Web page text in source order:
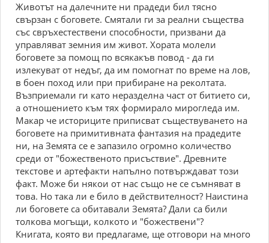
Животът на далечните ни прадеди бил тясно
свързан с боговете. Смятали ги за реални същества
със свръхестествени способности, призвани да
управляват земния им живот. Хората молели
боговете за помощ по всякакъв повод - да ги
излекуват от недъг, да им помогнат по време на лов,
в боен поход или при прибиране на реколтата.
Възприемали ги като неразделна част от битието си,
а отношението към тях формирало мирогледа им.
Макар че историците приписват съществуването на
боговете на примитивната фантазия на прадедите
ни, на Земята се е запазило огромно количество
среди от "божественото присъствие". Древните
текстове и артефакти напълно потвърждават този
факт. Може би някои от нас също не се съмняват в
това. Но така ли е било в действителност? Наистина
ли боговете са обитавали Земята? Дали са били
толкова могъщи, колкото и "божествени"?
Книгата, която ви предлагаме, ще отговори на много